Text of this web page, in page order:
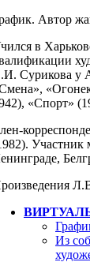
Автор
в
Сурикова у
«Спорт»
Участник
Из